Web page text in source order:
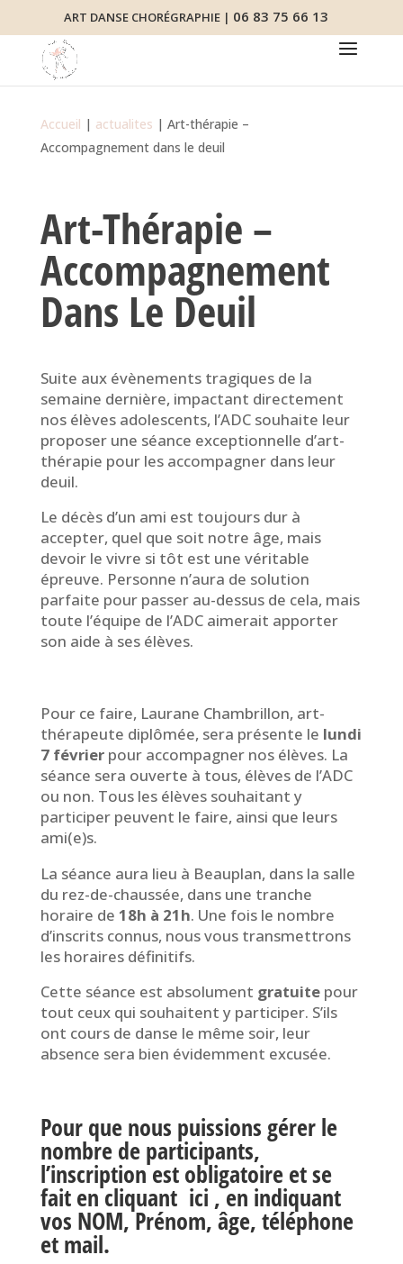
ART DANSE CHORÉGRAPHIE | 06 83 75 66 13
Accueil | actualites | Art-thérapie –
Accompagnement dans le deuil
Art-Thérapie –
Accompagnement
Dans Le Deuil
Suite aux évènements tragiques de la
semaine dernière, impactant directement
nos élèves adolescents, l’ADC souhaite leur
proposer une séance exceptionnelle d’art-
thérapie pour les accompagner dans leur
deuil.
Le décès d’un ami est toujours dur à
accepter, quel que soit notre âge, mais
devoir le vivre si tôt est une véritable
épreuve. Personne n’aura de solution
parfaite pour passer au-dessus de cela, mais
toute l’équipe de l’ADC aimerait apporter
son aide à ses élèves.
Pour ce faire, Laurane Chambrillon, art-
thérapeute diplômée, sera présente le lundi
7 févrierpour accompagner nos élèves. La
séance sera ouverte à tous, élèves de l’ADC
ou non. Tous les élèves souhaitant y
participer peuvent le faire, ainsi que leurs
ami(e)s.
La séance aura lieu à Beauplan, dans la salle
du rez-de-chaussée, dans une tranche
horaire de 18h à 21h. Une fois le nombre
d’inscrits connus, nous vous transmettrons
les horaires définitifs.
Cette séance est absolument gratuitepour
tout ceux qui souhaitent y participer. S’ils
ont cours de danse le même soir, leur
absence sera bien évidemment excusée.
Pour que nous puissions gérer le
nombre de participants,
l’inscription est obligatoire et se
fait en cliquant ici , en indiquant
vos NOM, Prénom, âge, téléphone
et mail.